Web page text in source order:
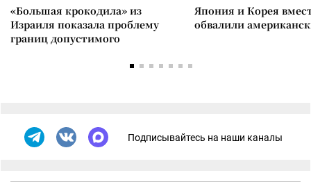
«Большая крокодила» из
Израиля показала проблему
границ допустимого
Япония и Корея
обвалили
Подписывайтесь на наши каналы